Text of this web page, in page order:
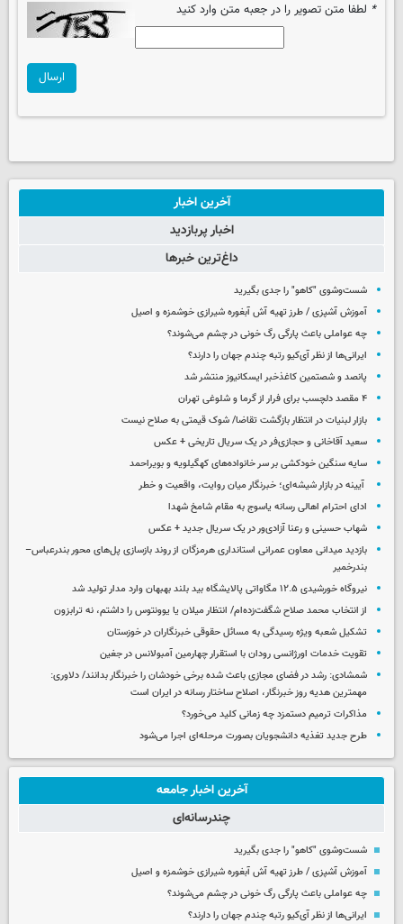
* لطفا متن تصویر را در جعبه متن وارد کنید
ارسال
آخرین اخبار
اخبار پربازدید
داغ‌ترین خبرها
شست‌وشوی "کاهو" را جدی بگیرید
آموزش آشپزی / طرز تهیه آش آبغوره شیرازی خوشمزه و اصیل
چه عواملی باعث پارگی رگ خونی در چشم می‌شوند؟
ایرانی‌ها از نظر آی‌کیو رتبه چندم جهان را دارند؟
پانصد و شصتمین کاغذخبر ایسکانیوز منتشر شد
۴ مقصد دلچسب برای فرار از گرما و شلوغی تهران
بازار لبنیات در انتظار بازگشت تقاضا/ شوک قیمتی به صلاح نیست
سعید آقاخانی و حجازی‌فر در یک سریال تاریخی + عکس
سایه سنگین خودکشی بر سر خانواده‌های کهگیلویه و بویراحمد
آیینه در بازار شیشه‌ای؛ خبرنگار میان روایت، واقعیت و خطر
ادای احترام اهالی رسانه یاسوج به مقام شامخ شهدا
شهاب حسینی و رعنا آزادی‌ور در یک سریال جدید + عکس
بازدید میدانی معاون عمرانی استانداری هرمزگان از روند بازسازی پل‌های محور بندرعباس–
بندرخمیر
نیروگاه خورشیدی ۱۲.۵ مگاواتی پالایشگاه بید بلند بهبهان وارد مدار تولید شد
از انتخاب محمد صلاح شگفت‌زده‌ام/ انتظار میلان یا یوونتوس را داشتم، نه ترابزون
تشکیل شعبه ویژه رسیدگی به مسائل حقوقی خبرنگاران در خوزستان
تقویت خدمات اورژانسی رودان با استقرار چهارمین آمبولانس در جغین
شمشادی: رشد در فضای مجازی باعث شده برخی خودشان را خبرنگار بدانند/ دلاوری:
مهمترین هدیه‌ روز خبرنگار، اصلاح ساختار رسانه در ایران است
مذاکرات ترمیم دستمزد چه زمانی کلید می‌خورد؟
طرح جدید تغذیه دانشجویان بصورت مرحله‌ای اجرا می‌شود
آخرین اخبار جامعه
چندرسانه‌ای
شست‌وشوی "کاهو" را جدی بگیرید
آموزش آشپزی / طرز تهیه آش آبغوره شیرازی خوشمزه و اصیل
چه عواملی باعث پارگی رگ خونی در چشم می‌شوند؟
ایرانی‌ها از نظر آی‌کیو رتبه چندم جهان را دارند؟